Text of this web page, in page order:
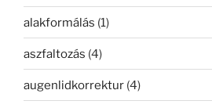
alakformálás (1)
aszfaltozás (4)
augenlidkorrektur (4)